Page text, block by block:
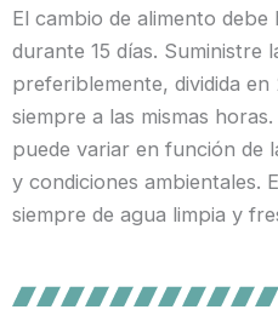
El cambio de alimento
durante 15 días. Suministre
preferiblemente, dividida
siempre a las mismas
puede variar en función de
y condiciones ambientales.
siempre de agua limpia y